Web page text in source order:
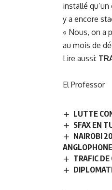
installé
y a encore
« Nous, on a
au mois de
Lire aussi:
El Professor
LUTTE
SFAX EN
NAIROBI
ANGLOPHONE
TRAFIC DE